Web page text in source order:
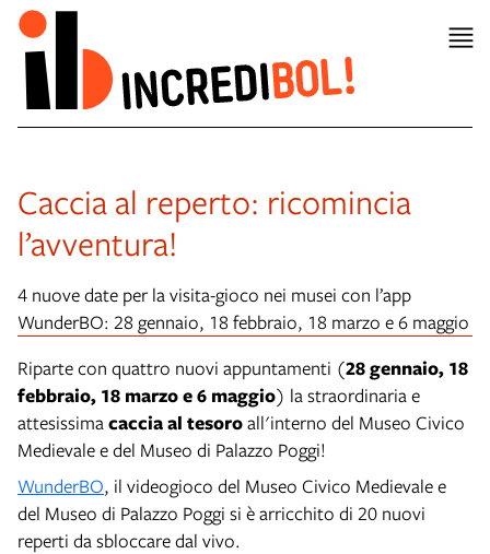
Caccia al reperto: ricomincia
l’avventura!
4 nuove date per la visita-gioco nei musei con l’app
WunderBO: 28 gennaio, 18 febbraio, 18 marzo e 6 maggio
Riparte con quattro nuovi appuntamenti (28 gennaio, 18
febbraio, 18 marzo e 6 maggio) la straordinaria e
attesissimacaccia al tesoroall'interno del Museo Civico
Medievale e del Museo di Palazzo Poggi!
WunderBO, il videogioco del Museo Civico Medievale e
del Museo di Palazzo Poggi si è arricchito di 20 nuovi
reperti da sbloccare dal vivo.